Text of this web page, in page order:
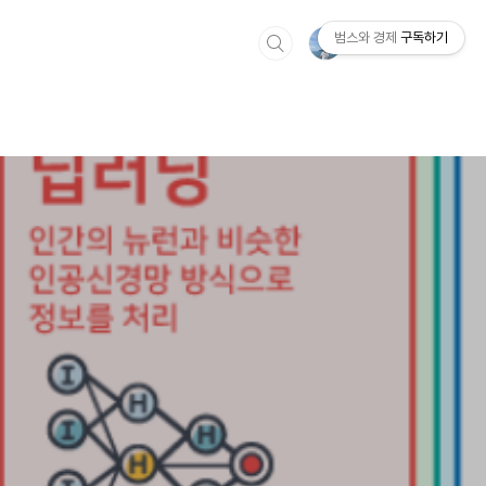
범스와 경제 구독하기